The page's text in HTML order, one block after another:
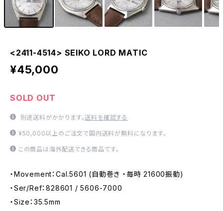
<2411-4514> SEIKO LORD MATIC
¥45,000
SOLD OUT
別途送料がかかります。送料を確認する
¥50,000以上のご注文で国内送料が無料になります。
この商品は海外配送できる商品です。
・Movement：Cal.5601 (自動巻き ・毎時 21600振動)
・Ser/Ref：828601 / 5606-7000
・Size：35.5mm